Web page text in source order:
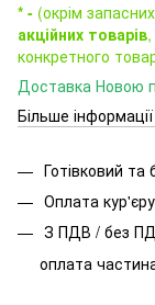
* - (окрім
акційних товарів
конкретного
Доставка Новою
Більше
Готівковий та
Оплата
З ПДВ / без
оплата